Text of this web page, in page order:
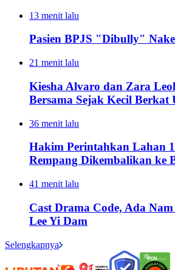
13 menit lalu
Pasien BPJS "Dibully"
21 menit lalu
Kiesha Alvaro dan Zara
Bersama Sejak Kecil Berkat
36 menit lalu
Hakim Perintahkan Lahan
Rempang Dikembalikan ke
41 menit lalu
Cast Drama Code, Ada
Lee Yi Dam
Selengkapnya